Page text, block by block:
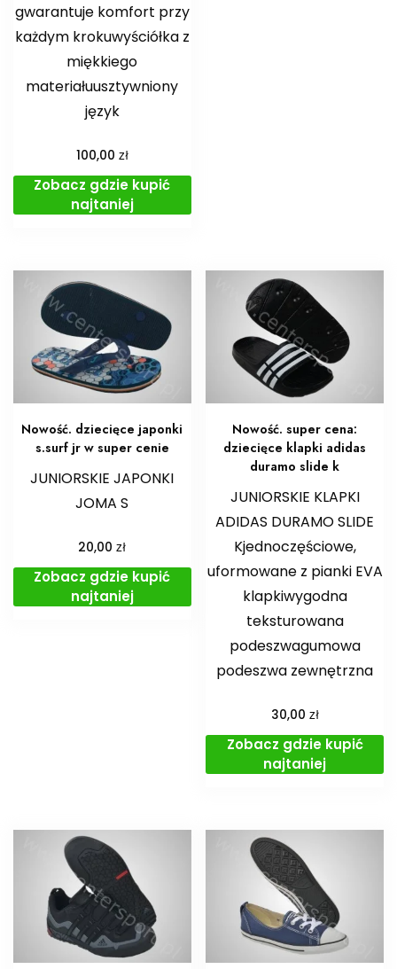
gwarantuje komfort przy
każdym krokuwyściółka z
miękkiego
materiałuusztywniony
język
100,00 zł
Zobacz gdzie kupić
najtaniej
Nowość. dziecięce japonki
s.surf jr w super cenie
JUNIORSKIE JAPONKI
JOMA S
20,00zł
Zobacz gdzie kupić
najtaniej
Nowość. super cena:
dziecięce klapki adidas
duramo slide k
JUNIORSKIE KLAPKI
ADIDAS DURAMO SLIDE
Kjednoczęściowe,
uformowane z pianki EVA
klapkiwygodna
teksturowana
podeszwagumowa
podeszwa zewnętrzna
30,00 zł
Zobacz gdzie kupić
najtaniej